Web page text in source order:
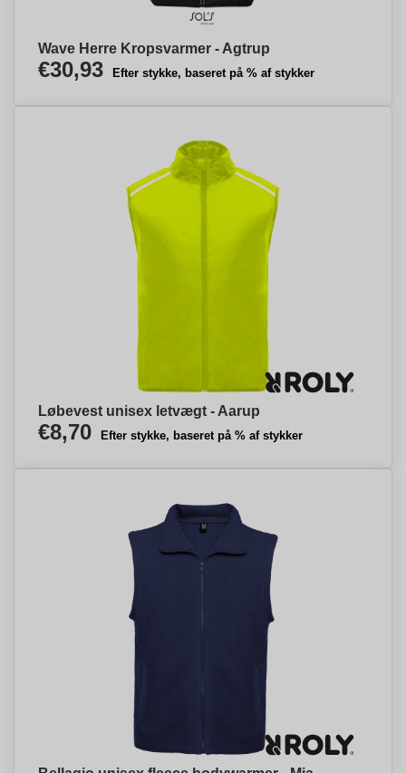
Wave Herre Kropsvarmer - Agtrup
€30,93 Efter stykke, baseret på % af stykker
Løbevest unisex letvægt - Aarup
€8,70 Efter stykke, baseret på % af stykker